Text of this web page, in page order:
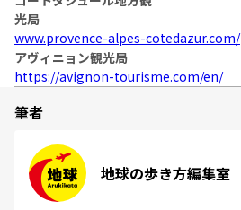
光局
www.provence-alpes-cotedazur.com/
アヴィニョン観光局
https://avignon-tourisme.com/en/
筆者
地球の歩き方編集室